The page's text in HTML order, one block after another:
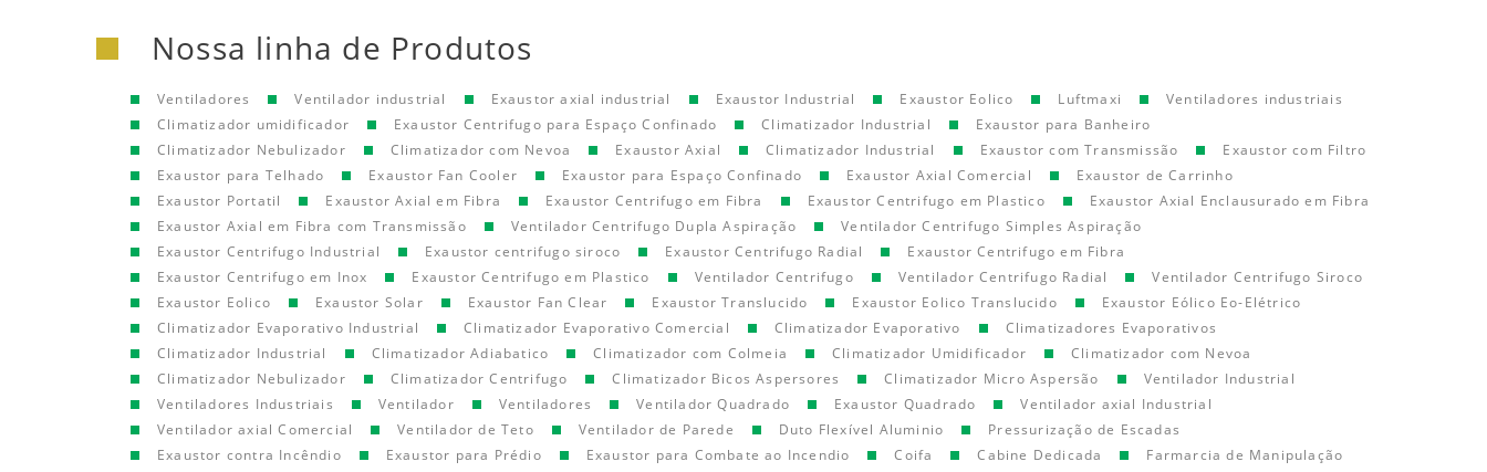
Nossa linha de Produtos
Ventiladores Ventilador industrial Exaustor axial industrial Exaustor Industrial Exaustor Eolico Luftmaxi
Ventiladores industriais
Climatizador umidificador
Exaustor Centrifugo para Espaço Confinado Climatizador Industrial
Exaustor para Banheiro
Climatizador Nebulizador
Climatizador com Nevoa Exaustor Axial Climatizador Industrial Exaustor com Transmissão
Exaustor com Filtro
Exaustor para Telhado
Exaustor Fan Cooler Exaustor para Espaço Confinado Exaustor Axial Comercial
Exaustor de Carrinho
Exaustor Portatil
Exaustor Axial em Fibra Exaustor Centrifugo em Fibra Exaustor Centrifugo em Plastico
Exaustor Axial Enclausurado em Fibra
Exaustor Axial em Fibra com Transmissão
Ventilador Centrifugo Dupla Aspiração
Ventilador Centrifugo Simples Aspiração
Exaustor Centrifugo Industrial
Exaustor centrifugo siroco Exaustor Centrifugo Radial
Exaustor Centrifugo em Fibra
Exaustor Centrifugo em Inox
Exaustor Centrifugo em Plastico Ventilador Centrifugo Ventilador Centrifugo Radial
Ventilador Centrifugo Siroco
Exaustor Eolico
Exaustor Solar Exaustor Fan Clear Exaustor Translucido Exaustor Eolico Translucido
Exaustor Eólico Eo-Elétrico
Climatizador Evaporativo Industrial
Climatizador Evaporativo Comercial Climatizador Evaporativo
Climatizadores Evaporativos
Climatizador Industrial
Climatizador Adiabatico Climatizador com Colmeia Climatizador Umidificador
Climatizador com Nevoa
Climatizador Nebulizador
Climatizador Centrifugo Climatizador Bicos Aspersores Climatizador Micro Aspersão
Ventilador Industrial
Ventiladores Industriais
Ventilador Ventiladores Ventilador Quadrado Exaustor Quadrado
Ventilador axial Industrial
Ventilador axial Comercial
Ventilador de Teto Ventilador de Parede Duto Flexível Aluminio
Pressurização de Escadas
Exaustor contra Incêndio
Exaustor para Prédio Exaustor para Combate ao Incendio Coifa Cabine Dedicada
Farmarcia de Manipulação